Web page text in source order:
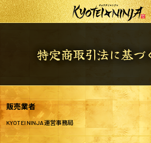
特定商取引法に基づ
販売業者
KYOTEI NINJA運営事務局